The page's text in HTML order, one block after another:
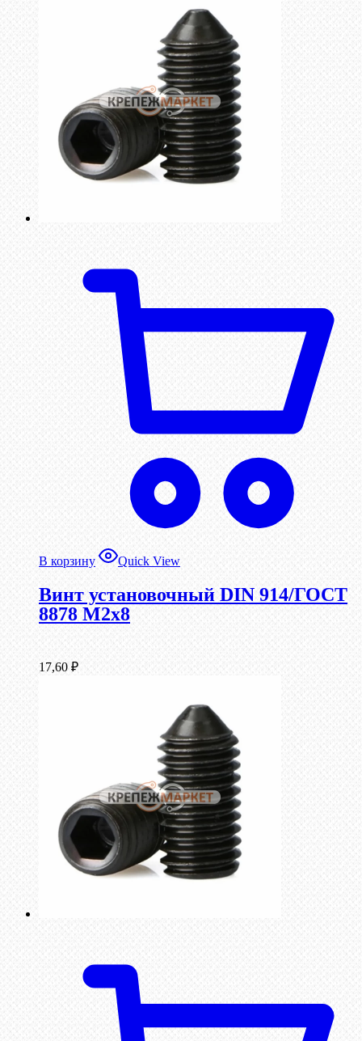
В корзину Quick View
Винт установочный DIN 914/ГОСТ
8878 M2x8
17,60 ₽